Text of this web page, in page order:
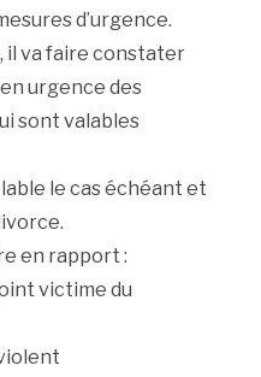
d’urgence.
il va faire constater
urgence des
sont valables
le cas échéant et
en rapport :
victime du